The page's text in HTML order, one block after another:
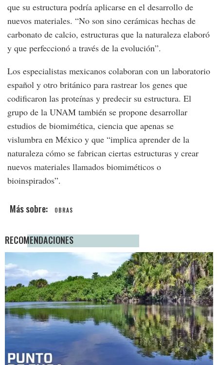
que su estructura podría aplicarse en el desarrollo de
nuevos materiales. “No son sino cerámicas hechas de
carbonato de calcio, estructuras que la naturaleza elaboró
y que perfeccionó a través de la evolución”.
Los especialistas mexicanos colaboran con un laboratorio
español y otro británico para rastrear los genes que
codificaron las proteínas y predecir su estructura. El
grupo de la UNAM también se propone desarrollar
estudios de biomimética, ciencia que apenas se
vislumbra en México y que “implica aprender de la
naturaleza cómo se fabrican ciertas estructuras y crear
nuevos materiales llamados biomiméticos o
bioinspirados”.
OBRAS
RECOMENDACIONES